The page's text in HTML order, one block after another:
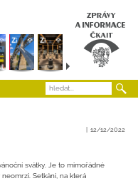
12/12/2022
svátky. Je to mimořádné
Setkání, na která